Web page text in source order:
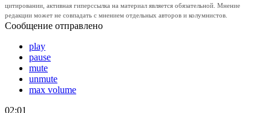
цитировании, активная гиперссылка на материал является обязательной. Мнение
редакции может не совпадать с мнением отдельных авторов и колумнистов.
Сообщение отправлено
play
pause
mute
unmute
max volume
02:01